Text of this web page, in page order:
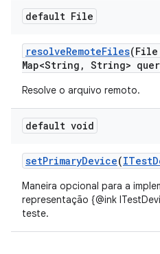
default File
resolveRemoteFiles(File
Map<String , String>
Resolve o arquivo remoto.
default void
setPrimaryDevice(ITest
Maneira opcional para a
representação {@ink
teste.